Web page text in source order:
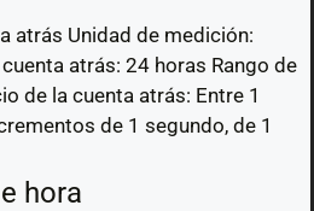
atrás Unidad de medición:
atrás: 24 horas Rango de
de la cuenta atrás: Entre 1
de 1 segundo, de 1
hora